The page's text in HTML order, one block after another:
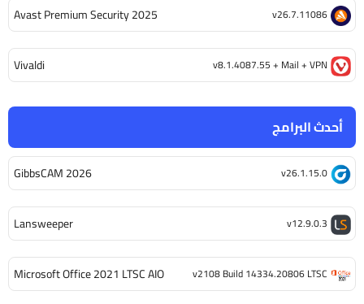
أحدث البرامج
GibbsCAM 2026 v26.1.15.0
Lansweeper v12.9.0.3
Microsoft Office 2021 LTSC AIO v2108 Build 14334.20806 LTSC
Avast Premium Security 2025 v26.7.11086
Vivaldi v8.1.4087.55 + Mail + VPN